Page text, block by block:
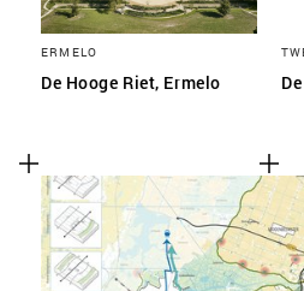
ERMELO
De Hooge Riet, Ermelo